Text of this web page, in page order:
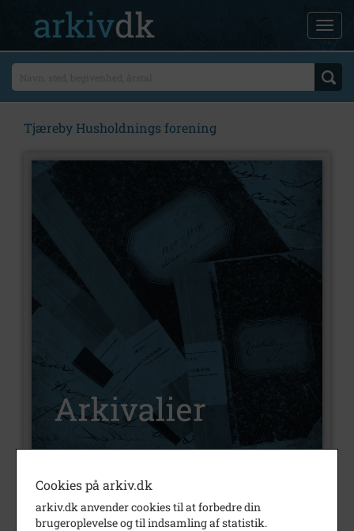
Tjæreby Husholdnings forening
Nummer
Type
Arkivalier
Cookies på arkiv.dk
arkiv.dk anvender cookies til at forbedre din
brugeroplevelse og til indsamling af statistik.